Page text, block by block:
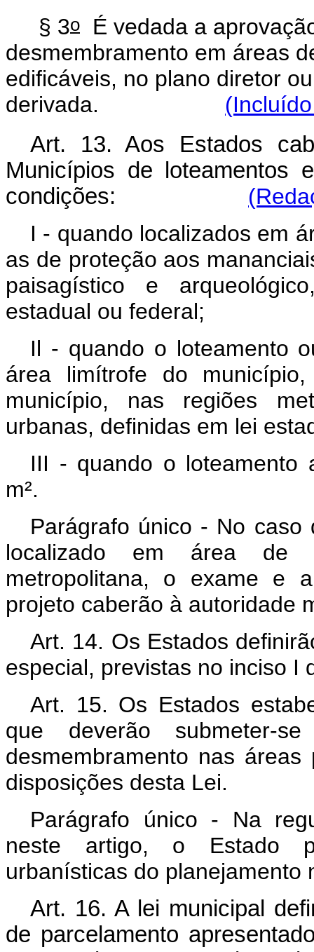
§ 3o É vedada a
desmembramento em áreas
edificáveis, no plano diretor
derivada.
Art. 13. Aos Estados
Municípios de loteamentos
condições:
I - quando localizados em
as de proteção aos
paisagístico e
estadual ou federal;
Il - quando o loteamento
área limítrofe do
município, nas regiões
urbanas, definidas em lei
III - quando o loteamento
m².
Parágrafo único - No caso
localizado em área de
metropolitana, o exame e
projeto caberão à autoridade
Art. 14. Os Estados
especial, previstas no inciso I
Art. 15. Os Estados
que deverão submeter-
desmembramento nas
disposições desta Lei.
Parágrafo único - Na
neste artigo, o Estado
urbanísticas do planejamento
Art. 16. A lei municipal
de parcelamento